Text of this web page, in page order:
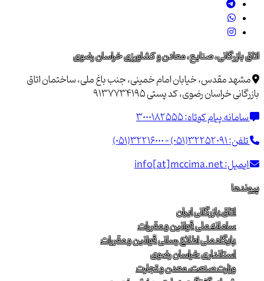
اتاق بازرگانی، صنایع، معادن و کشاورزی خراسان رضوی
مشهد مقدس، خیابان امام خمینی، جنب باغ ملی، ساختمان اتاق
بازرگانی خراسان رضوی، کد پستی 9137734195
سامانه پیام کوتاه:3000182555
تلفن:(051)32216000 - (051)32252091
ایمیل:info[at]mccima.net
پیوندها
اتاق بازرگانی ایران
سامانه ملی قوانین و مقررات
پایگاه ملی اطلاع رسانی قوانین و مقررات
استانداری خراسان رضوی
وزارت صنعت، معدن و تجارت